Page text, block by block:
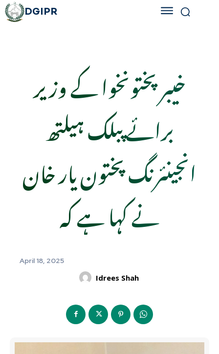
DGIPR
خیبر پختونخوا کے وزیر
برائے پبلک ہیلتھ
انجینئرنگ پختون یار خان
نے کہا ہے کہ
April 18, 2025
Idrees Shah